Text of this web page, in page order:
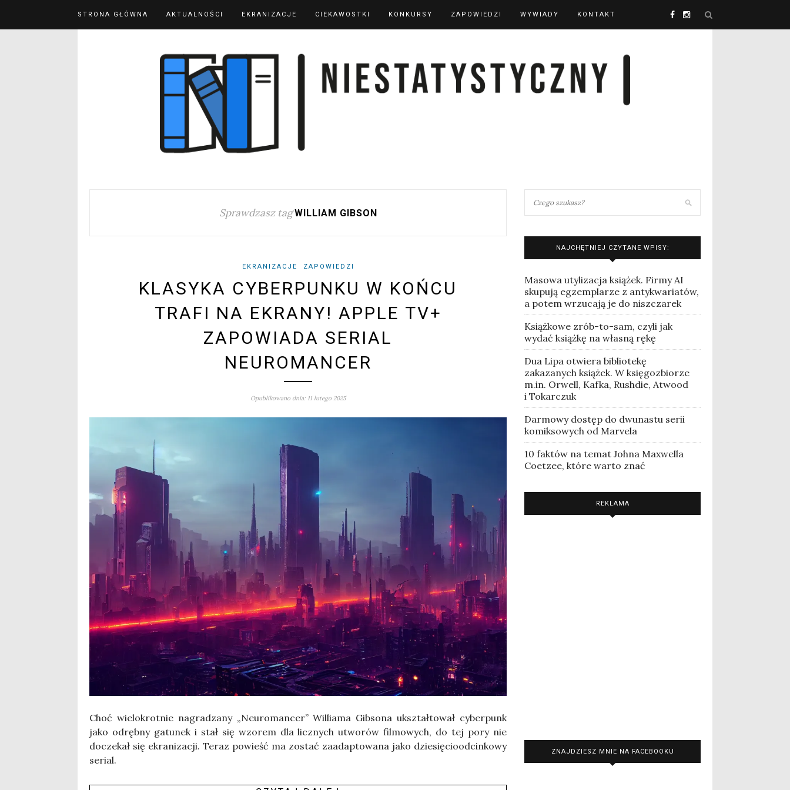
STRONA GŁÓWNA AKTUALNOŚCI EKRANIZACJE CIEKAWOSTKI KONKURSY ZAPOWIEDZI WYWIADY KONTAKT
Sprawdzasz tag WILLIAM GIBSON
EKRANIZACJE ZAPOWIEDZI
KLASYKA CYBERPUNKU W KOŃCU
TRAFI NA EKRANY! APPLE TV+
ZAPOWIADA SERIAL
NEUROMANCER
Opublikowano dnia: 11 lutego 2025
Choć wie­lo­krot­nie nagra­dza­ny „Neu­ro­man­cer” Wil­lia­ma Gib­so­na ukształ­to­wał cyber­punk
jako odręb­ny gatu­nek i stał się wzo­rem dla licz­nych utwo­rów fil­mo­wych, do tej pory nie
docze­kał się ekra­ni­za­cji. Teraz powieść ma zostać zaadap­to­wa­na jako dzie­się­cio­od­cin­ko­wy
serial.
NAJCHĘTNIEJ CZYTANE WPISY:
Masowa utylizacja książek. Firmy AI
skupują egzemplarze z antykwariatów,
a potem wrzucają je do niszczarek
Książkowe zrób-to-sam, czyli jak
wydać książkę na własną rękę
Dua Lipa otwiera bibliotekę
zakazanych książek. W księgozbiorze
m.in. Orwell, Kafka, Rushdie, Atwood
i Tokarczuk
Darmowy dostęp do dwunastu serii
komiksowych od Marvela
10 faktów na temat Johna Maxwella
Coetzee, które warto znać
REKLAMA
ZNAJDZIESZ MNIE NA FACEBOOKU